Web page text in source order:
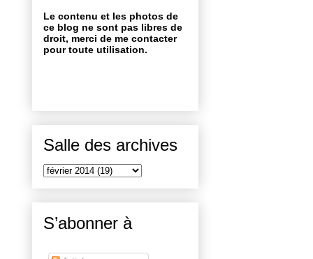
Le contenu et les photos de
ce blog ne sont pas libres de
droit, merci de me contacter
pour toute utilisation.
Salle des archives
S’abonner à